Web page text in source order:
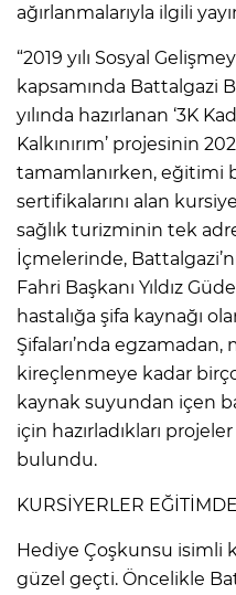
ağırlanmalarıyla ilgili
“2019 yılı Sosyal
kapsamında Battalgazi
yılında hazırlanan ‘3K
Kalkınırım’ projesinin
tamamlanırken, eğitimi
sertifikalarını alan
sağlık turizminin tek
İçmelerinde,
Fahri Başkanı Yıldız
hastalığa şifa kaynağı
Şifaları’nda
kireçlenmeye kadar
kaynak suyundan içen
için hazırladıkları
bulundu.
KURSİYERLER
Hediye Çoşkunsu isimli
güzel geçti. Öncelikle